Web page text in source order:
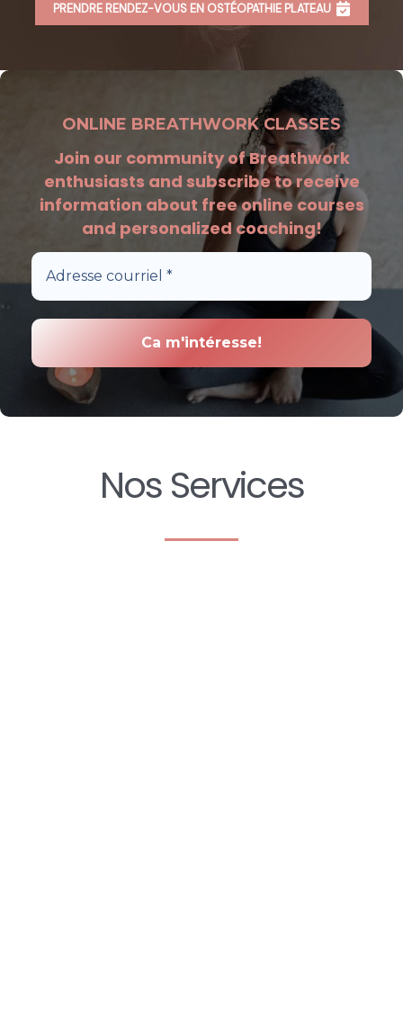
PRENDRE RENDEZ-VOUS EN OSTÉOPATHIE PLATEAU
ONLINE BREATHWORK CLASSES
Join our community of Breathwork
enthusiasts and subscribe to receive
information about free online courses
and personalized coaching!
Nos Services